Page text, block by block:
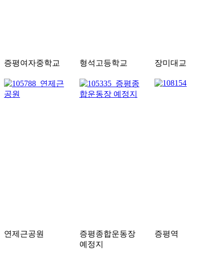
증평여자중학교 형석고등학교 장미대교
연제근공원
증평종합운동장
예정지
증평역